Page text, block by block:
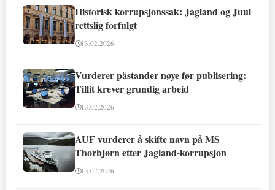
Historisk korrupsjonssak: Jagland og Juul
rettslig forfulgt
13.02.2026
Vurderer påstander nøye før publisering:
Tillit krever grundig arbeid
13.02.2026
AUF vurderer å skifte navn på MS
Thorbjørn etter Jagland-korrupsjon
13.02.2026